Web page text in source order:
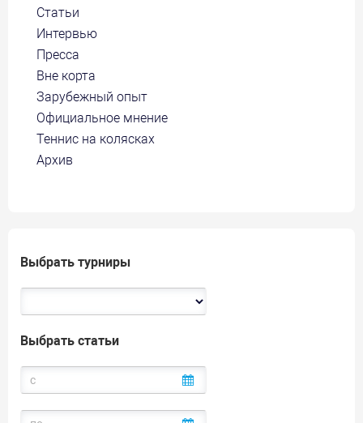
Статьи
Интервью
Пресса
Вне корта
Зарубежный опыт
Официальное мнение
Теннис на колясках
Архив
Выбрать турниры
Выбрать статьи